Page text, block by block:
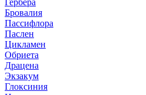
Гербера
Бровалия
Пассифлора
Паслен
Цикламен
Обриета
Драцена
Экзакум
Глоксиния